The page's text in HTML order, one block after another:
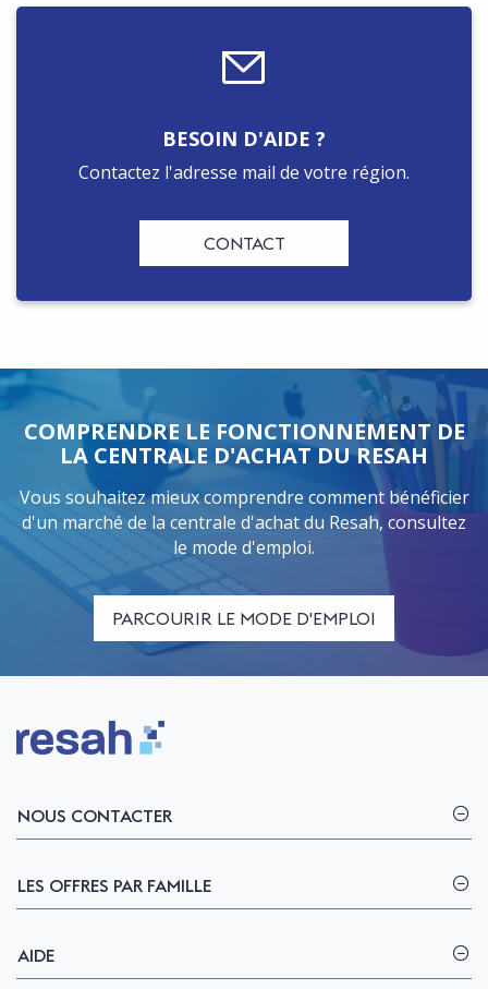
BESOIN D'AIDE ?
Contactez l'adresse mail de votre région.
CONTACT
COMPRENDRE LE FONCTIONNEMENT DE
LA CENTRALE D'ACHAT DU RESAH
Vous souhaitez mieux comprendre comment bénéficier
d'un marché de la centrale d'achat du Resah, consultez
le mode d'emploi.
PARCOURIR LE MODE D'EMPLOI
Logo Resah
NOUS CONTACTER
LES OFFRES PAR FAMILLE
AIDE